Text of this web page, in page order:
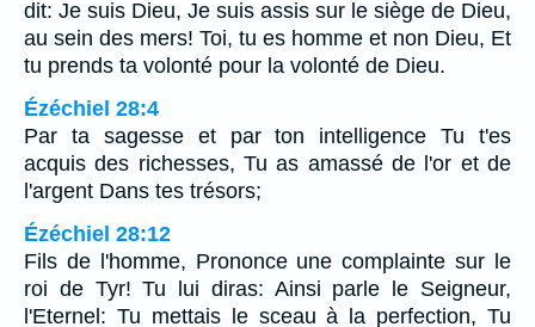
dit: Je suis Dieu, Je suis assis sur le siège de Dieu,
au sein des mers! Toi, tu es homme et non Dieu, Et
tu prends ta volonté pour la volonté de Dieu.
Ézéchiel 28:4
Par ta sagesse et par ton intelligence Tu t'es
acquis des richesses, Tu as amassé de l'or et de
l'argent Dans tes trésors;
Ézéchiel 28:12
Fils de l'homme, Prononce une complainte sur le
roi de Tyr! Tu lui diras: Ainsi parle le Seigneur,
l'Eternel: Tu mettais le sceau à la perfection, Tu